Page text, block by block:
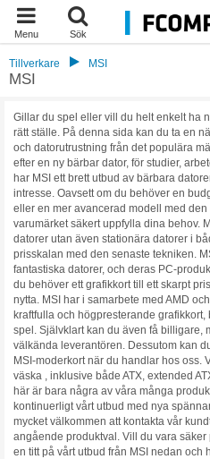
Menu Sök
Tillverkare MSI
MSI
Gillar du spel eller vill du helt enkelt ha
rätt ställe. På denna sida kan du ta en
och datorutrustning från det populära
efter en ny bärbar dator, för studier,
har MSI ett brett utbud av bärbara
intresse. Oavsett om du behöver en
eller en mer avancerad modell med
varumärket säkert uppfylla dina behov.
datorer utan även stationära datorer i
prisskalan med den senaste tekniken.
fantastiska datorer, och deras PC-
du behöver ett grafikkort till ett skarpt
nytta. MSI har i samarbete med AMD
kraftfulla och högpresterande
spel. Självklart kan du även få billigare,
välkända leverantören. Dessutom kan
MSI-moderkort när du handlar hos oss.
väska , inklusive både ATX, extended
här är bara några av våra många
kontinuerligt vårt utbud med nya
mycket välkommen att kontakta vår
angående produktval. Vill du vara säker
en titt på vårt utbud från MSI nedan och